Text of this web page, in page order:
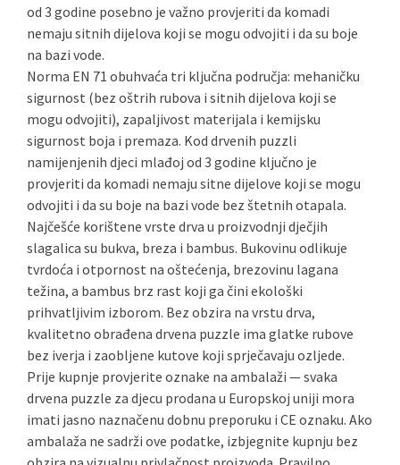
od 3 godine posebno je važno provjeriti da komadi
nemaju sitnih dijelova koji se mogu odvojiti i da su boje
na bazi vode.
Norma EN 71 obuhvaća tri ključna područja: mehaničku
sigurnost (bez oštrih rubova i sitnih dijelova koji se
mogu odvojiti), zapaljivost materijala i kemijsku
sigurnost boja i premaza. Kod drvenih puzzli
namijenjenih djeci mlađoj od 3 godine ključno je
provjeriti da komadi nemaju sitne dijelove koji se mogu
odvojiti i da su boje na bazi vode bez štetnih otapala.
Najčešće korištene vrste drva u proizvodnji dječjih
slagalica su bukva, breza i bambus. Bukovinu odlikuje
tvrdoća i otpornost na oštećenja, brezovinu lagana
težina, a bambus brz rast koji ga čini ekološki
prihvatljivim izborom. Bez obzira na vrstu drva,
kvalitetno obrađena drvena puzzle ima glatke rubove
bez iverja i zaobljene kutove koji sprječavaju ozljede.
Prije kupnje provjerite oznake na ambalaži — svaka
drvena puzzle za djecu prodana u Europskoj uniji mora
imati jasno naznačenu dobnu preporuku i CE oznaku. Ako
ambalaža ne sadrži ove podatke, izbjegnite kupnju bez